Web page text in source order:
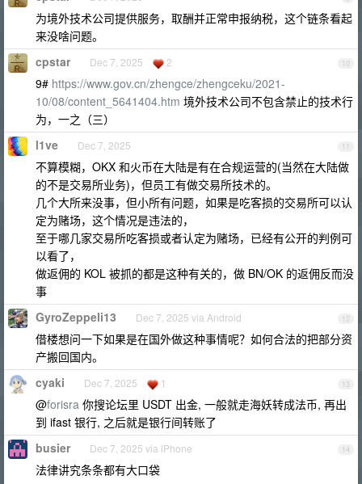
为境外技术公司提供服务，取酬并正常申报纳税，这个链条看起
来没啥问题。
10
cpstar Dec 7, 2025 2
9# https://www.gov.cn/zhengce/zhengceku/2021-
10/08/content_5641404.htm 境外技术公司不包含禁止的技术行
为，一之（三）
11
l1ve Dec 7, 2025
不算模糊，OKX 和火币在大陆是有在合规运营的(当然在大陆做
的不是交易所业务)，但员工有做交易所技术的。
几个大所来没事，但小所有问题，如果是吃客损的交易所可以认
定为赌场，这个情况是违法的，
至于哪几家交易所吃客损或者认定为赌场，已经有公开的判例可
以看了，
做返佣的 KOL 被抓的都是这种有关的，做 BN/OK 的返佣反而没
事
12
GyroZeppeli13 Dec 7, 2025 via Android
借楼想问一下如果是在国外做这种事情呢？如何合法的把部分资
产搬回国内。
13
cyaki Dec 7, 2025 1
@forisra 你搜论坛里 USDT 出金, 一般就走海妖转成法币, 再出
到 ifast 银行, 之后就是银行间转账了
14
busier Dec 7, 2025 via iPhone
法律讲究条条都有大口袋